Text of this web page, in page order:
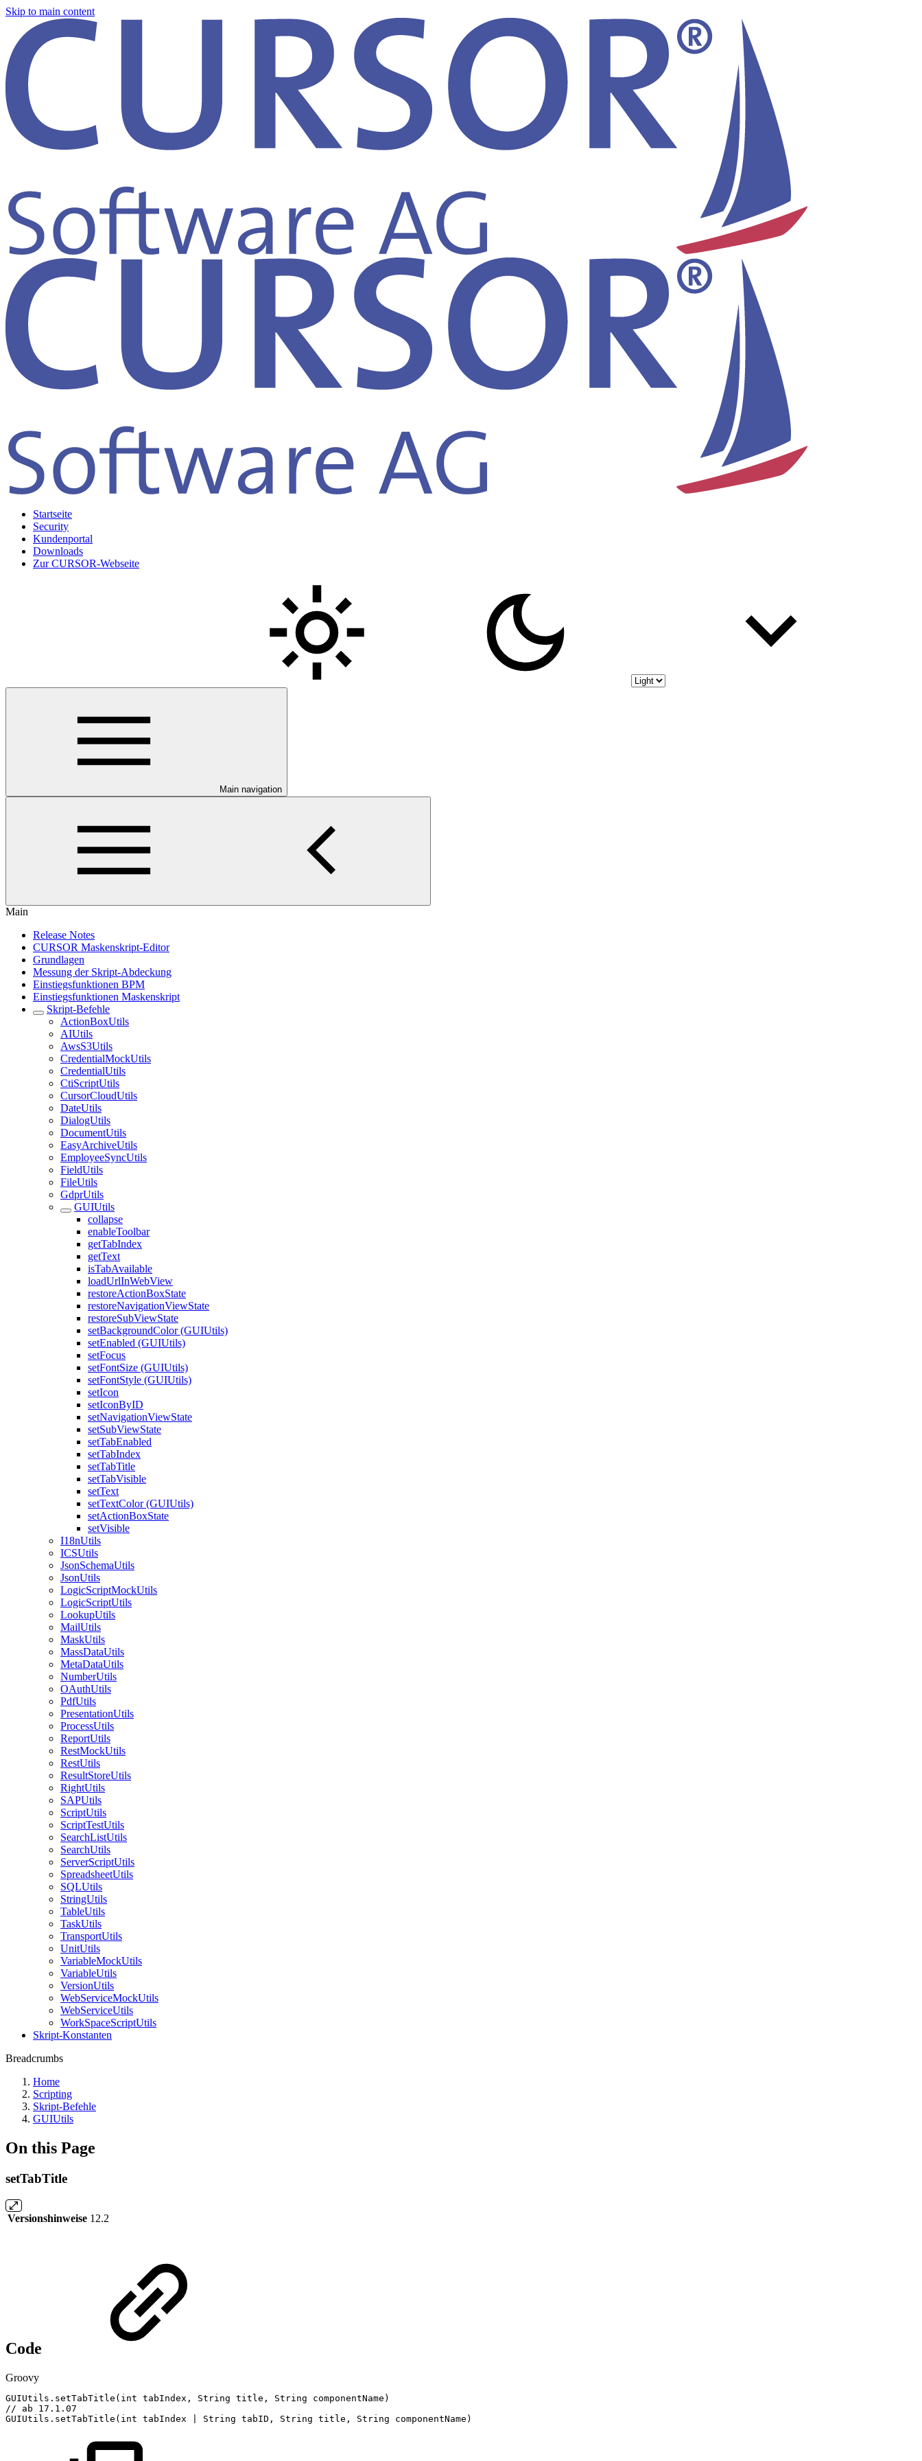
Skip to main content
Startseite
Security
Kundenportal
Downloads
Zur CURSOR-Webseite
Main navigation
Main
Release Notes
CURSOR Maskenskript-Editor
Grundlagen
Messung der Skript-Abdeckung
Einstiegsfunktionen BPM
Einstiegsfunktionen Maskenskript
Skript-Befehle
ActionBoxUtils
AIUtils
AwsS3Utils
CredentialMockUtils
CredentialUtils
CtiScriptUtils
CursorCloudUtils
DateUtils
DialogUtils
DocumentUtils
EasyArchiveUtils
EmployeeSyncUtils
FieldUtils
FileUtils
GdprUtils
GUIUtils
collapse
enableToolbar
getTabIndex
getText
isTabAvailable
loadUrlInWebView
restoreActionBoxState
restoreNavigationViewState
restoreSubViewState
setBackgroundColor (GUIUtils)
setEnabled (GUIUtils)
setFocus
setFontSize (GUIUtils)
setFontStyle (GUIUtils)
setIcon
setIconByID
setNavigationViewState
setSubViewState
setTabEnabled
setTabIndex
setTabTitle
setTabVisible
setText
setTextColor (GUIUtils)
setActionBoxState
setVisible
I18nUtils
ICSUtils
JsonSchemaUtils
JsonUtils
LogicScriptMockUtils
LogicScriptUtils
LookupUtils
MailUtils
MaskUtils
MassDataUtils
MetaDataUtils
NumberUtils
OAuthUtils
PdfUtils
PresentationUtils
ProcessUtils
ReportUtils
RestMockUtils
RestUtils
ResultStoreUtils
RightUtils
SAPUtils
ScriptUtils
ScriptTestUtils
SearchListUtils
SearchUtils
ServerScriptUtils
SpreadsheetUtils
SQLUtils
StringUtils
TableUtils
TaskUtils
TransportUtils
UnitUtils
VariableMockUtils
VariableUtils
VersionUtils
WebServiceMockUtils
WebServiceUtils
WorkSpaceScriptUtils
Skript-Konstanten
Breadcrumbs
Home
Scripting
Skript-Befehle
GUIUtils
On this Page
setTabTitle
Versionshinweise 12.2
Code
Groovy
GUIUtils . setTabTitle ( int tabIndex , String title , String componentName )
//
ab
17.1.07
GUIUtils . setTabTitle ( int tabIndex String tabID , String title , String componentName )